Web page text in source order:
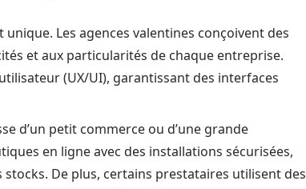
unique. Les agences valentines conçoivent des
et aux particularités de chaque entreprise.
(UX/UI), garantissant des interfaces
d’un petit commerce ou d’une grande
en ligne avec des installations sécurisées,
De plus, certains prestataires utilisent des